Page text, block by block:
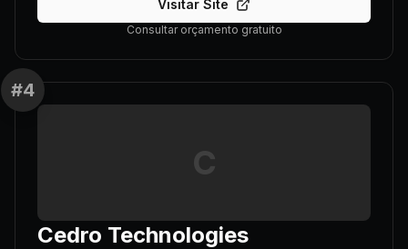
Visitar Site
Consultar orçamento gratuito
#4
C
Cedro Technologies